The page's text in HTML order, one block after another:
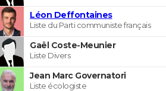
Léon Deffontaines
Liste du Parti communiste français
Gaël Coste-Meunier
Liste Divers
Jean Marc Governatori
Liste écologiste